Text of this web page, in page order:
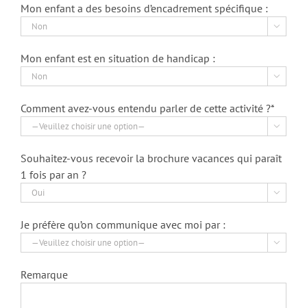
Mon enfant a des besoins d’encadrement spécifique :

Mon enfant est en situation de handicap :

Comment avez-vous entendu parler de cette activité ?*

Souhaitez-vous recevoir la brochure vacances qui paraît
1 fois par an ?

Je préfère qu’on communique avec moi par :

Remarque